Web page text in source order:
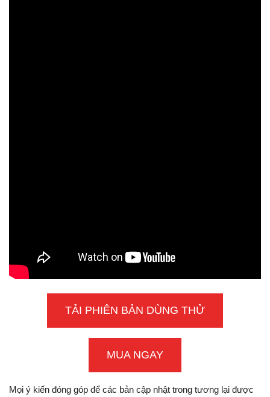
TẢI PHIÊN BẢN DÙNG THỬ
MUA NGAY
Mọi ý kiến đóng góp để các bản cập nhật trong tương lại được